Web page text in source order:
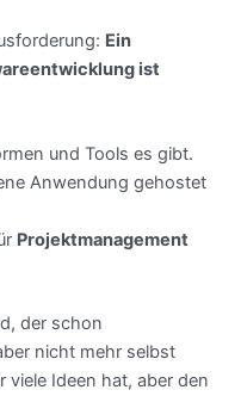
Ein
ist
und Tools es gibt.
Anwendung gehostet
Projektmanagement
der schon
nicht mehr selbst
viele Ideen hat, aber den